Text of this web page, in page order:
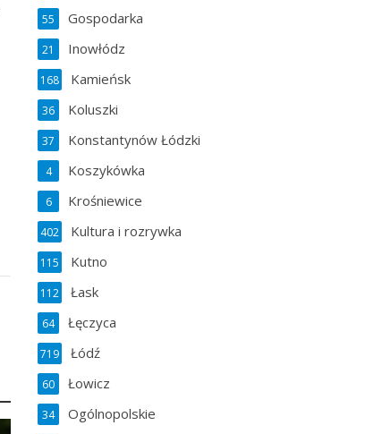
Gospodarka
55
Inowłódz
21
Kamieńsk
168
Koluszki
36
Konstantynów Łódzki
37
Koszykówka
4
Krośniewice
6
Kultura i rozrywka
402
Kutno
115
Łask
112
Łęczyca
64
Łódź
719
Łowicz
60
Ogólnopolskie
34